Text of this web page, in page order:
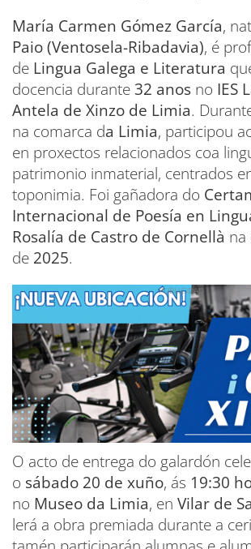
María Carmen Gómez García,
Paio (Ventosela-Ribadavia), é
de Lingua Galega e Literatura
docencia durante32 anos no IES
Antela de Xinzo de Limia.
na comarca da Limia, participou
en proxectos relacionados coa
patrimonio inmaterial, centrados
toponimia. Foi gañadora do
Internacional de Poesía en
Rosalía de Castro de Cornellà na
de 2025.
O acto de entrega do galardón
o sábado 20 de xuño, ás 19:30
no Museo da Limia, en Vilar de
lerá a obra premiada durante a